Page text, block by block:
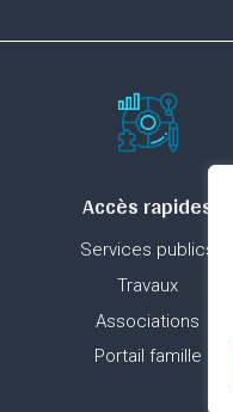
Accès rapides
Services publics
Travaux
Associations
Portail famille